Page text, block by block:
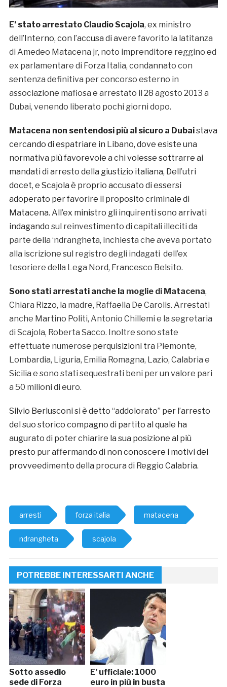
E’ stato arrestato Claudio Scajola, ex ministro
dell’Interno, con l’accusa di avere favorito la latitanza
di Amedeo Matacena jr, noto imprenditore reggino ed
ex parlamentare di Forza Italia, condannato con
sentenza definitiva per concorso esterno in
associazione mafiosa e arrestato il 28 agosto 2013 a
Dubai, venendo liberato pochi giorni dopo.
Matacena non sentendosi più al sicuro a Dubaistava
cercando di espatriare in Libano, dove esiste una
normativa più favorevole a chi volesse sottrarre ai
mandati di arresto della giustizio italiana, Dell’utri
docet, e Scajola è proprio accusato di essersi
adoperato per favorire il proposito criminale di
Matacena. All’ex ministro gli inquirenti sono arrivati
indagando sul reinvestimento di capitali illeciti da
parte della ‘ndrangheta, inchiesta che aveva portato
alla iscrizione sul registro degli indagati dell’ex
tesoriere della Lega Nord, Francesco Belsito.
Sono stati arrestati anche la moglie di Matacena,
Chiara Rizzo, la madre, Raffaella De Carolis. Arrestati
anche Martino Politi, Antonio Chillemi e la segretaria
di Scajola, Roberta Sacco. Inoltre sono state
effettuate numerose perquisizioni tra Piemonte,
Lombardia, Liguria, Emilia Romagna, Lazio, Calabria e
Sicilia e sono stati sequestrati beni per un valore pari
a 50 milioni di euro.
Silvio Berlusconi si è detto “addolorato” per l’arresto
del suo storico compagno di partito al quale ha
augurato di poter chiarire la sua posizione al più
presto pur affermando di non conoscere i motivi del
provveedimento della procura di Reggio Calabria.
arresti forza italia matacena
ndrangheta scajola
POTREBBE INTERESSARTI ANCHE
Sotto assedio
sede di Forza
E’ ufficiale: 1000
euro in più in busta